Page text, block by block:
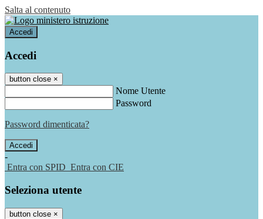
Salta al contenuto
Accedi
Accedi
button close ×
Nome Utente
Password
Password dimenticata?
-
Entra con SPID Entra con CIE
Seleziona utente
button close ×